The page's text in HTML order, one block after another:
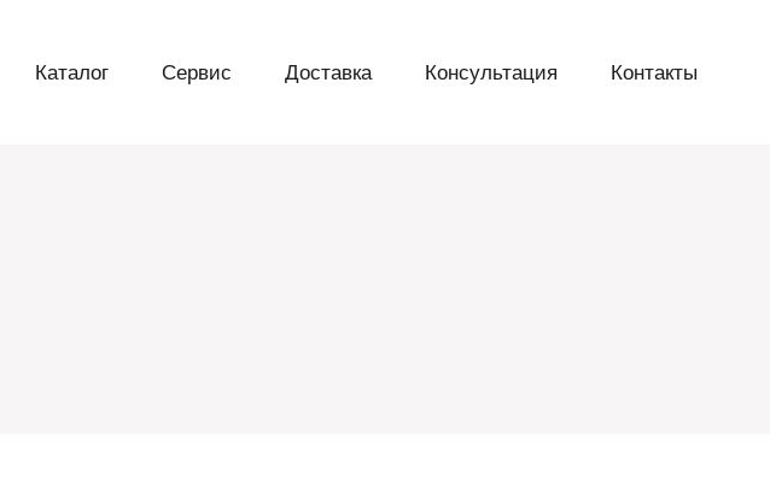
Каталог Сервис Доставка Консультация Контакты